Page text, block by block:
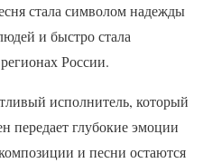
стала символом надежды
и быстро стала
России.
исполнитель, который
передает глубокие эмоции
и песни остаются